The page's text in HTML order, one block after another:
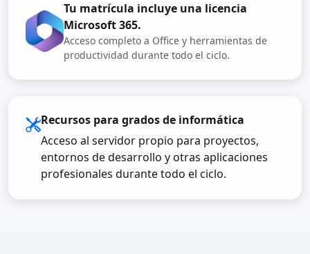
Tu matrícula incluye una licencia
Microsoft 365.
Acceso completo a Office y herramientas de
productividad durante todo el ciclo.
Recursos para grados de informática
Acceso al servidor propio para proyectos,
entornos de desarrollo y otras aplicaciones
profesionales durante todo el ciclo.